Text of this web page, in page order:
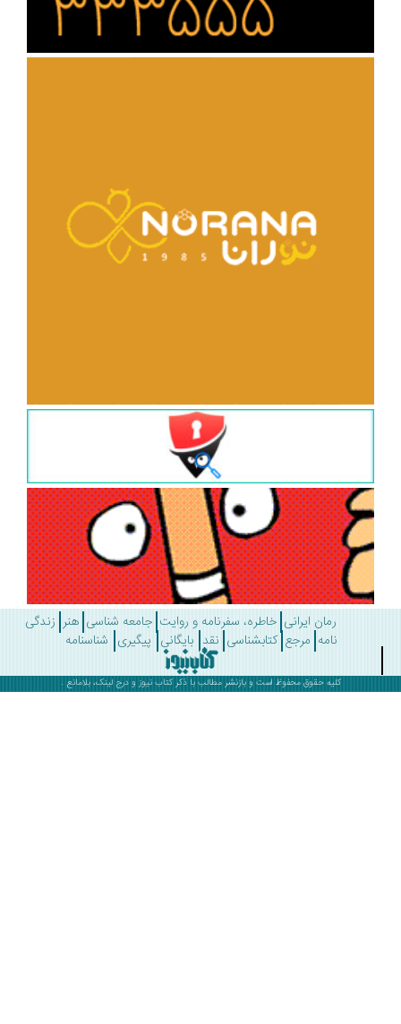
رمان ایرانی خاطره، سفرنامه و روایت جامعه شناسی هنر زندگی
مرجع کتابشناسی نقد بایگانی پیگیری شناسنامه
کلیه حقوق محفوظ است و بازنشر مطالب با ذکرکتاب نیوز و درج لینک، بلامانع .